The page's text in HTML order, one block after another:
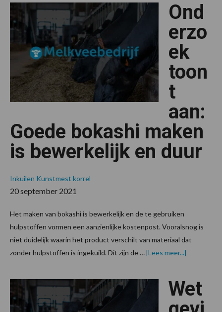
en
compost
Ond
erzo
ek
toon
t
aan:
Goede bokashi maken
is bewerkelijk en duur
Inkuilen Kunstmest korrel
20 september 2021
Het maken van bokashi is bewerkelijk en de te gebruiken
hulpstoffen vormen een aanzienlijke kostenpost. Vooralsnog is
niet duidelijk waarin het product verschilt van materiaal dat
zonder hulpstoffen is ingekuild. Dit zijn de …[Lees meer...]
bokashi
maken
bewerkelijk
Wet